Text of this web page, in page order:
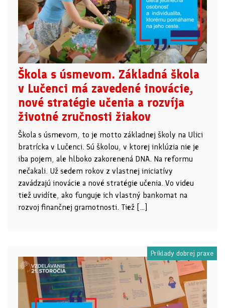
Škola s úsmevom. Základná škola
v Lučenci má zavedené inovácie,
nové stratégie učenia a rozvíja
životné zručnosti žiakov
Škola s úsmevom, to je motto základnej školy na Ulici
bratrícka v Lučenci. Sú školou, v ktorej inklúzia nie je
iba pojem, ale hlboko zakorenená DNA. Na reformu
nečakali. Už sedem rokov z vlastnej iniciatívy
zavádzajú inovácie a nové stratégie učenia. Vo videu
tiež uvidíte, ako funguje ich vlastný bankomat na
rozvoj finančnej gramotnosti. Tiež […]
Príklady dobrej praxe